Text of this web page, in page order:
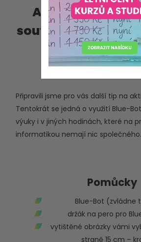
Aktivita do
souvislostech s
Bota
Připravili jsme pro vás další tip na
Tentokrát se jedná o využití Blue-
výuky i v jiných hodinách, které na
informatikou nemají nic společného.
Pomůcky
Blue-Bot (zvládne
držák na pero pro
vytištěné obrázky vámi
straně 15 cm –